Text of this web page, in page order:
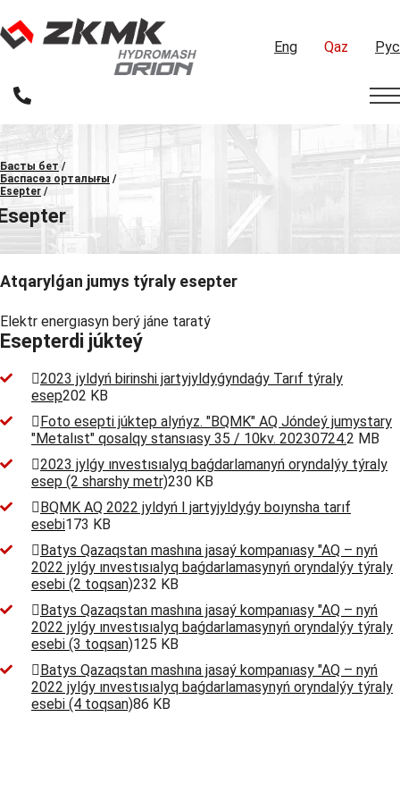
Eng Qaz Рус
Басты бет /
Баспасөз орталығы /
Esepter /
Atqarylǵan jumys týraly esepter
Elektr energıasyn berý jáne taratý
Esepterdi júkteý
2023 jyldyń birinshi jartyjyldyǵyndaǵy Tarıf týraly
esep202 KB
Foto esepti júktep alyńyz. "BQMK" AQ Jóndeý jumystary
"Metalıst" qosalqy stansıasy 35 / 10kv. 20230724.2 MB
2023 jylǵy ınvestısıalyq baǵdarlamanyń oryndalýy týraly
esep (2 sharshy metr)230 KB
BQMK AQ 2022 jyldyń I jartyjyldyǵy boıynsha tarıf
esebi173 KB
Batys Qazaqstan mashına jasaý kompanıasy "AQ – nyń
2022 jylǵy ınvestısıalyq baǵdarlamasynyń oryndalýy týraly
esebi (2 toqsan)232 KB
Batys Qazaqstan mashına jasaý kompanıasy "AQ – nyń
2022 jylǵy ınvestısıalyq baǵdarlamasynyń oryndalýy týraly
esebi (3 toqsan)125 KB
Batys Qazaqstan mashına jasaý kompanıasy "AQ – nyń
2022 jylǵy ınvestısıalyq baǵdarlamasynyń oryndalýy týraly
esebi (4 toqsan)86 KB